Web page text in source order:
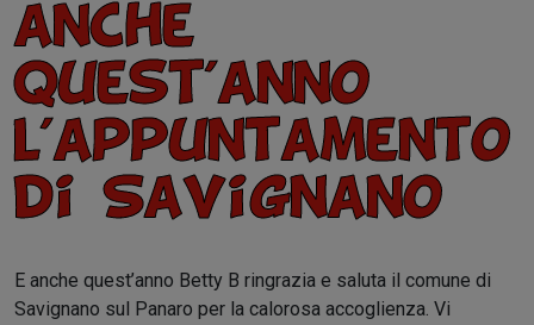
anche
quest'anno
l'appuntamento
di Savignano
E anche quest’anno Betty B ringrazia e saluta il comune di
Savignano sul Panaro per la calorosa accoglienza. Vi